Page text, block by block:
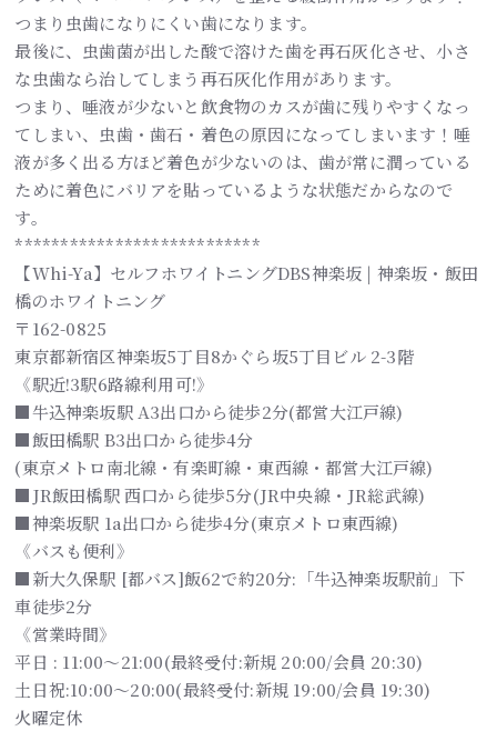
つまり虫歯になりにくい歯になります。
最後に、虫歯菌が出した酸で溶けた歯を再石灰化させ、小さ
な虫歯なら治してしまう再石灰化作用があります。
つまり、唾液が少ないと飲食物のカスが歯に残りやすくなっ
てしまい、虫歯・歯石・着色の原因になってしまいます！唾
液が多く出る方ほど着色が少ないのは、歯が常に潤っている
ために着色にバリアを貼っているような状態だからなので
す。
***************************
【Whi-Ya】セルフホワイトニングDBS神楽坂 | 神楽坂・飯田
橋のホワイトニング
〒162-0825
東京都新宿区神楽坂5丁目8かぐら坂5丁目ビル 2-3階
《駅近!3駅6路線利用可!》
■牛込神楽坂駅 A3出口から徒歩2分(都営大江戸線)
■飯田橋駅 B3出口から徒歩4分
(東京メトロ南北線・有楽町線・東西線・都営大江戸線)
■JR飯田橋駅 西口から徒歩5分(JR中央線・JR総武線)
■神楽坂駅 1a出口から徒歩4分(東京メトロ東西線)
《バスも便利》
■新大久保駅 [都バス]飯62で約20分:「牛込神楽坂駅前」下
車徒歩2分
《営業時間》
平日 : 11:00～21:00(最終受付:新規 20:00/会員 20:30)
土日祝:10:00～20:00(最終受付:新規 19:00/会員 19:30)
火曜定休